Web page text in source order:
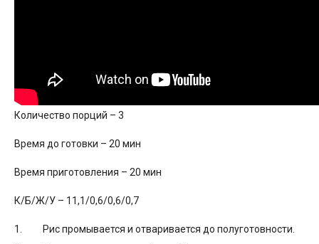
Количество порций – 3
Время до готовки – 20 мин
Время приготовления – 20 мин
К/Б/Ж/У – 11,1/0,6/0,6/0,7
Рис промывается и отваривается до полуготовности.